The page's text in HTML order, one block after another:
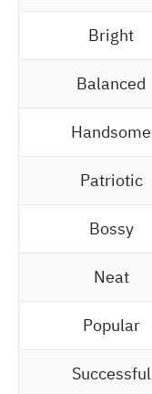
Bright
Balanced
Handsome
Patriotic
Bossy
Neat
Popular
Successful